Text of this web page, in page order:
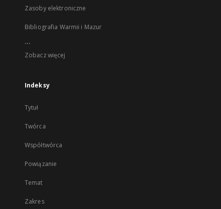
Zasoby elektroniczne
Bibliografia Warmii i Mazur
...
Zobacz więcej
Indeksy
Tytuł
Twórca
Współtwórca
Powiązanie
Temat
Zakres